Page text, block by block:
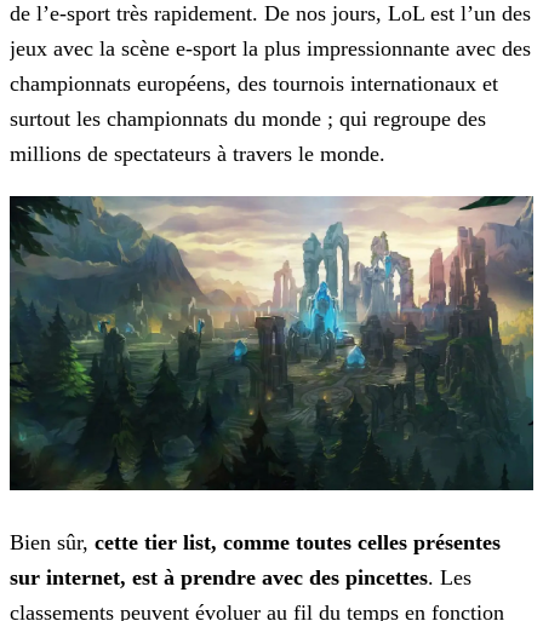
de l’e-sport très rapidement. De nos jours, LoL est l’un des
jeux avec la scène e-sport la plus impressionnante avec des
championnats européens, des tournois internationaux et
surtout les championnats du monde ; qui regroupe des
millions de spectateurs à travers le monde.
Bien sûr, cette tier list, comme toutes celles présentes
sur internet, est à prendre avec des pincettes. Les
classements peuvent évoluer au fil du temps en fonction